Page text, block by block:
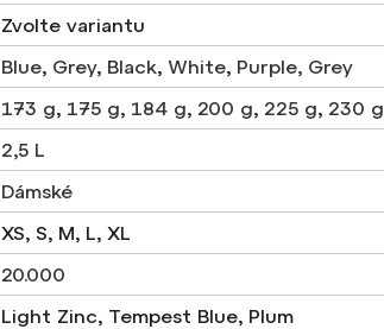
Zvolte variantu
Blue, Grey, Black, White, Purple, Grey
173 g, 175 g, 184 g, 200 g, 225 g, 230 g
2,5 L
Dámské
XS, S, M, L, XL
20.000
Light Zinc, Tempest Blue, Plum